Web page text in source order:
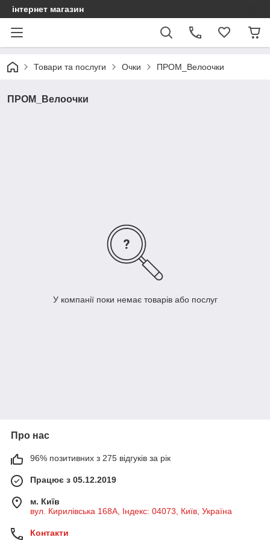
інтернет магазин
Товари та послуги Очки ПРОМ_Велоочки
ПРОМ_Велоочки
У компанії поки немає товарів або послуг
Про нас
96% позитивних з 275 відгуків за рік
Працює з 05.12.2019
м. Київ
вул. Кирилівська 168A, Індекс: 04073, Київ, Україна
Контакти